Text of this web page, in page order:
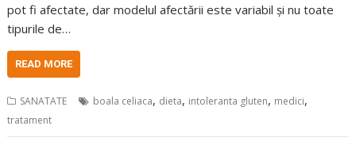
pot fi afectate, dar modelul afectării este variabil și nu toate
tipurile de…
READ MORE
SANATATE boala celiaca, dieta, intoleranta gluten, medici,
tratament